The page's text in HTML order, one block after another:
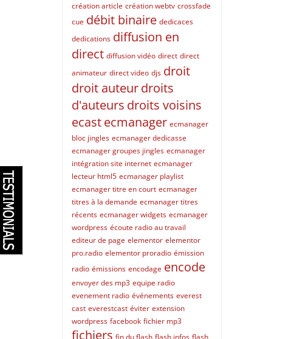
création article création webtv crossfade
cue débit binaire dedicaces
dedications diffusion en
direct diffusion vidéo direct direct
animateur direct video djs droit
droit auteurdroits
d'auteurs droits voisins
ecastecmanager ecmanager
bloc jingles ecmanager dedicasse
ecmanager groupes jingles ecmanager
intégration site internet ecmanager
lecteur html5 ecmanager playlist
ecmanager titre en court ecmanager
titres à la demande ecmanager titres
récents ecmanager widgets ecmanager
wordpress écoute radio au travail
editeur de page elementor elementor
pro.radio elementor proradio émission
radio émissions encodage encode
envoyer des mp3 equipe radio
evenement radio événements everest
cast everestcast éviter extension
wordpress facebook fichier mp3
fichiers fin du flash flash infos flash